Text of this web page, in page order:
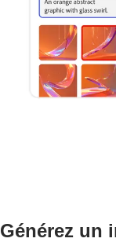
Générez un